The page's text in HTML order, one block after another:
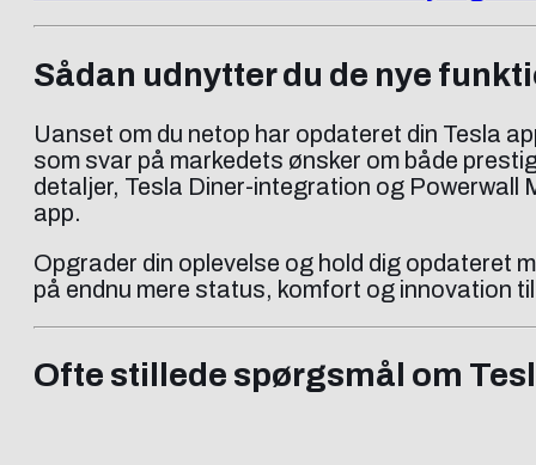
Sådan udnytter du de nye
Uanset om du netop har opdateret din Tesla
som svar på markedets ønsker om både
detaljer, Tesla Diner-integration og
app.
Opgrader din oplevelse og hold dig opdateret
på endnu mere status, komfort og innovation
Ofte stillede spørgsmål om